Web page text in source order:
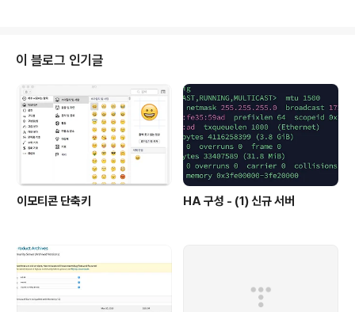
gi,'b')
이 블로그 인기글
이모티콘 단축키 HA 구성 - (1) 신규 서버